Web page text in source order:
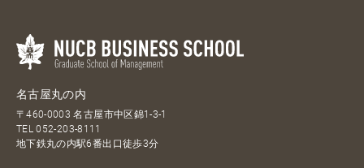
名古屋丸の内
〒460-0003 名古屋市中区錦1-3-1
TEL052-203-8111
地下鉄丸の内駅6番出口徒歩3分